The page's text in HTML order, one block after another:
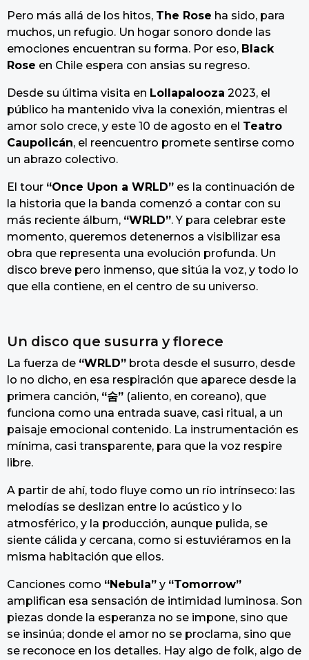
Pero más allá de los hitos, The Rose ha sido, para
muchos, un refugio. Un hogar sonoro donde las
emociones encuentran su forma. Por eso, Black
Rose en Chile espera con ansias su regreso.
Desde su última visita en Lollapalooza 2023, el
público ha mantenido viva la conexión, mientras el
amor solo crece, y este 10 de agosto en el Teatro
Caupolicán, el reencuentro promete sentirse como
un abrazo colectivo.
El tour “Once Upon a WRLD” es la continuación de
la historia que la banda comenzó a contar con su
más reciente álbum, “WRLD”. Y para celebrar este
momento, queremos detenernos a visibilizar esa
obra que representa una evolución profunda. Un
disco breve pero inmenso, que sitúa la voz, y todo lo
que ella contiene, en el centro de su universo.
Un disco que susurra y florece
La fuerza de “WRLD” brota desde el susurro, desde
lo no dicho, en esa respiración que aparece desde la
primera canción, “숨” (aliento, en coreano), que
funciona como una entrada suave, casi ritual, a un
paisaje emocional contenido. La instrumentación es
mínima, casi transparente, para que la voz respire
libre.
A partir de ahí, todo fluye como un río intrínseco: las
melodías se deslizan entre lo acústico y lo
atmosférico, y la producción, aunque pulida, se
siente cálida y cercana, como si estuviéramos en la
misma habitación que ellos.
Canciones como “Nebula” y “Tomorrow”
amplifican esa sensación de intimidad luminosa. Son
piezas donde la esperanza no se impone, sino que
se insinúa; donde el amor no se proclama, sino que
se reconoce en los detalles. Hay algo de folk, algo de